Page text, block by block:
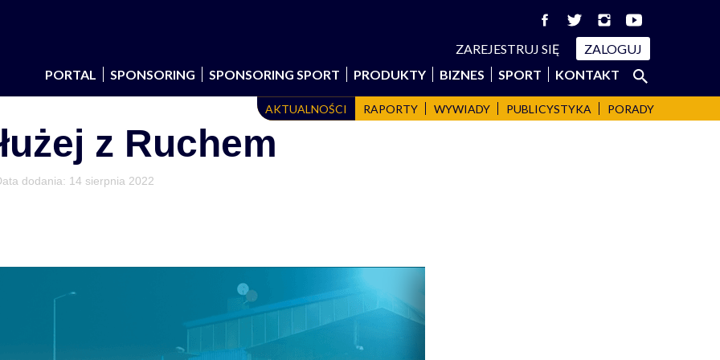
ZAREJESTRUJ SIĘ
ZALOGUJ
PORTAL
SPONSORING SPONSORING SPORT PRODUKTY BIZNES SPORT KONTAKT Szukaj:
SZUKAJ
AKTUALNOŚCI RAPORTY WYWIADY PUBLICYSTYKA PORADY
z Ruchem
dodania: 14 sierpnia 2022